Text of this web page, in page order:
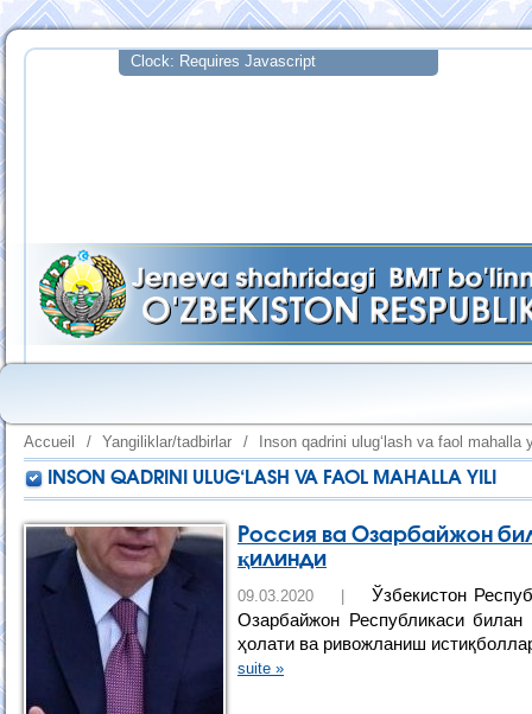
Accueil / Yangiliklar/tadbirlar / Inson qadrini ulug‘lash va faol mahalla
INSON QADRINI ULUG‘LASH VA FAOL MAHALLA YILI
Россия ва Озарбайжон
қилинди
09.03.2020 |
Ўзбекистон
Озарбайжон Республикаси билан
ҳолати ва ривожланиш
suite »